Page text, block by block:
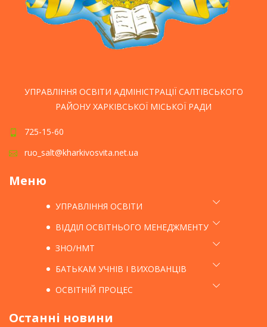
УПРАВЛІННЯ ОСВІТИ АДМІНІСТРАЦІЇ САЛТІВСЬКОГО
РАЙОНУ ХАРКІВСЬКОЇ МІСЬКОЇ РАДИ
725-15-60
ruo_salt@kharkivosvita.net.ua
Меню
УПРАВЛІННЯ ОСВІТИ
ВІДДІЛ ОСВІТНЬОГО МЕНЕДЖМЕНТУ
ЗНО/НМТ
БАТЬКАМ УЧНІВ І ВИХОВАНЦІВ
ОСВІТНІЙ ПРОЦЕС
Останні новини